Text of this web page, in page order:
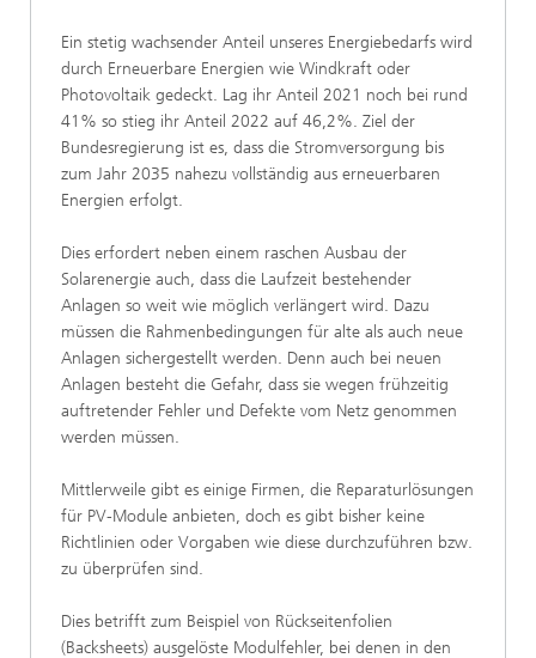
Ein stetig wachsender Anteil unseres Energiebedarfs wird
durch Erneuerbare Energien wie Windkraft oder
Photovoltaik gedeckt. Lag ihr Anteil 2021 noch bei rund
41% so stieg ihr Anteil 2022 auf 46,2%. Ziel der
Bundesregierung ist es, dass die Stromversorgung bis
zum Jahr 2035 nahezu vollständig aus erneuerbaren
Energien erfolgt.
Dies erfordert neben einem raschen Ausbau der
Solarenergie auch, dass die Laufzeit bestehender
Anlagen so weit wie möglich verlängert wird. Dazu
müssen die Rahmenbedingungen für alte als auch neue
Anlagen sichergestellt werden. Denn auch bei neuen
Anlagen besteht die Gefahr, dass sie wegen frühzeitig
auftretender Fehler und Defekte vom Netz genommen
werden müssen.
Mittlerweile gibt es einige Firmen, die Reparaturlösungen
für PV-Module anbieten, doch es gibt bisher keine
Richtlinien oder Vorgaben wie diese durchzuführen bzw.
zu überprüfen sind.
Dies betrifft zum Beispiel von Rückseitenfolien
(Backsheets) ausgelöste Modulfehler, bei denen in den